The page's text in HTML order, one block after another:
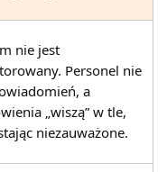
nie jest
Personel nie
a
„wiszą” w tle,
niezauważone.